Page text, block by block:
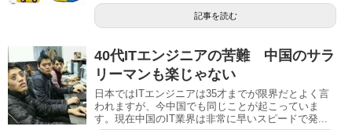
記事を読む
40代ITエンジニアの苦難 中国のサラ
リーマンも楽じゃない
日本ではITエンジニアは35才までが限界だとよく言
われますが、今中国でも同じことが起こっていま
す。現在中国のIT業界は非常に早いスピードで発...